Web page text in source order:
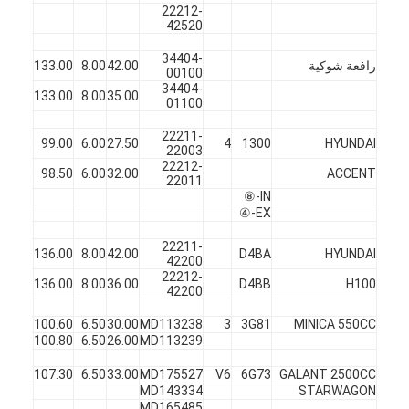
22212-
42520
رافعة شوكية
34404-
00100
42.00
8.00
133.00
34404-
01100
35.00
8.00
133.00
HYUNDAI
1300
4
22211-
22003
27.50
6.00
99.00
ACCENT
22212-
22011
32.00
6.00
98.50
IN-⑧
EX-④
HYUNDAI
D4BA
22211-
42200
42.00
8.00
136.00
H100
D4BB
22212-
42200
36.00
8.00
136.00
MINICA 550CC
3G81
3
MD113238
30.00
6.50
100.60
MD113239
26.00
6.50
100.80
GALANT 2500CC
6G73
V6
MD175527
33.00
6.50
107.30
STARWAGON
MD143334